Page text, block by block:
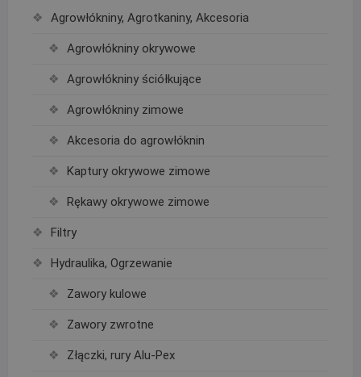
Agrowłókniny, Agrotkaniny, Akcesoria
Agrowłókniny okrywowe
Agrowłókniny ściółkujące
Agrowłókniny zimowe
Akcesoria do agrowłóknin
Kaptury okrywowe zimowe
Rękawy okrywowe zimowe
Filtry
Hydraulika, Ogrzewanie
Zawory kulowe
Zawory zwrotne
Złączki, rury Alu-Pex